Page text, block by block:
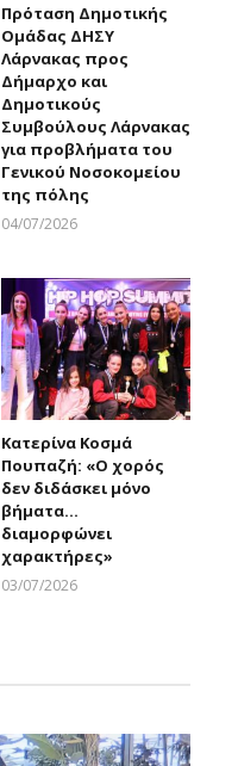
Πρόταση Δημοτικής
Ομάδας ΔΗΣΥ
Λάρνακας προς
Δήμαρχο και
Δημοτικούς
Συμβούλους Λάρνακας
για προβλήματα του
Γενικού Νοσοκομείου
της πόλης
04/07/2026
Κατερίνα Κοσμά
Πουπαζή: «Ο χορός
δεν διδάσκει μόνο
βήματα…
διαμορφώνει
χαρακτήρες»
03/07/2026